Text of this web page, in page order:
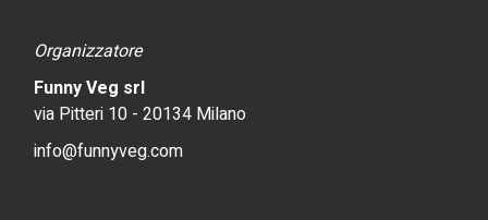
Organizzatore
Funny Veg srl
via Pitteri 10 - 20134 Milano
info@funnyveg.com